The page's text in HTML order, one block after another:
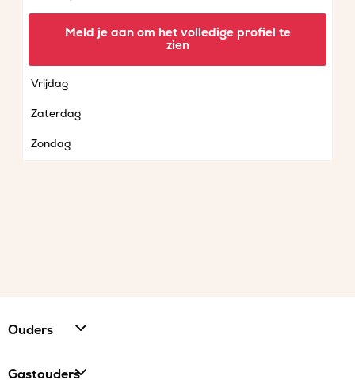
Vrijdag
Zaterdag
Zondag
Meld je aan om het volledige profiel te
zien
Ouders
Gastouders